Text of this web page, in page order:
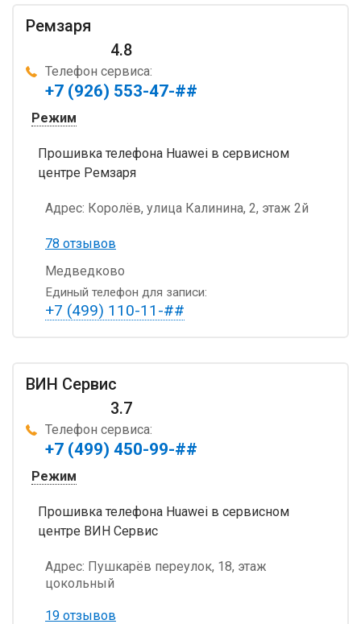
Ремзаря
4.8
Телефон сервиса:
+7 (926) 553-47-##
Режим
Прошивка телефона Huawei в сервисном
центре Ремзаря
Адрес: Королёв, улица Калинина, 2, этаж 2й
78 отзывов
Медведково
Единый телефон для записи:
+7 (499) 110-11-##
ВИН Сервис
3.7
Телефон сервиса:
+7 (499) 450-99-##
Режим
Прошивка телефона Huawei в сервисном
центре ВИН Сервис
Адрес: Пушкарёв переулок, 18, этаж
цокольный
19 отзывов